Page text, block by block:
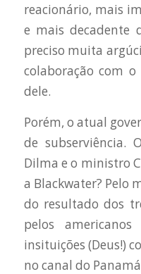
reacionário, mais
e mais decadente
preciso muita
colaboração com
dele.
Porém, o atual
de subserviência.
Dilma e o ministro
a Blackwater? Pelo
do resultado dos
pelos
insituições (Deus!)
no canal do